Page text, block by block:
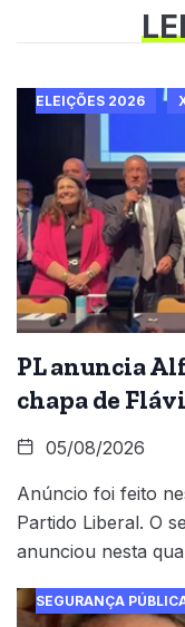
ELEIÇÕES 2026
PL anuncia
chapa de
05/08/2026
Anúncio foi feito
Partido Liberal. O
anunciou nesta
SEGURANÇA